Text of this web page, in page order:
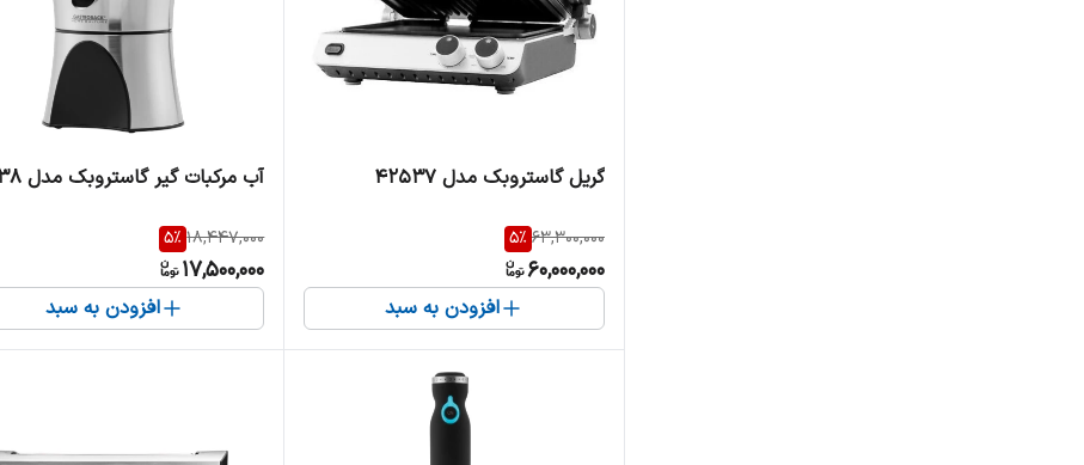
گریل گاستروبک مدل 42537
63,300,000
5%
60,000,000
افزودن به سبد
آب مرکبات گیر گاستروبک مدل 41138
18,447,000
5%
17,500,000
افزودن به سبد